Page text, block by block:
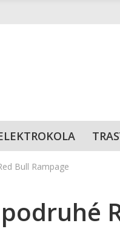
Bull Rampage